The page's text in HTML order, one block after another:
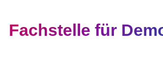
Fachstelle für